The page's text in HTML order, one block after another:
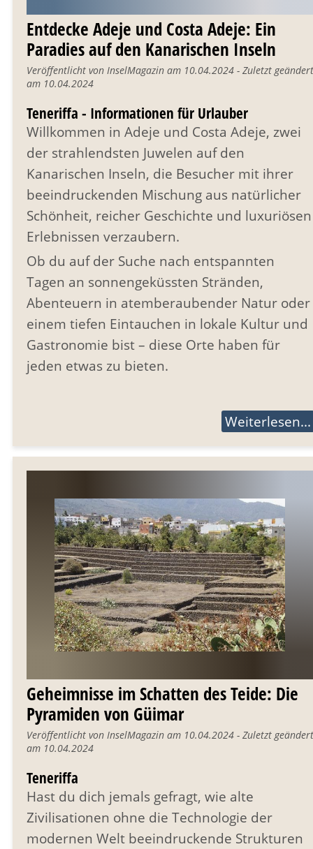
Entdecke Adeje und Costa Adeje: Ein
Paradies auf den Kanarischen Inseln
Veröffentlicht von InselMagazin am 10.04.2024 - Zuletzt geändert
am 10.04.2024
Teneriffa - Informationen für Urlauber
Willkommen in Adeje und Costa Adeje, zwei
der strahlendsten Juwelen auf den
Kanarischen Inseln, die Besucher mit ihrer
beeindruckenden Mischung aus natürlicher
Schönheit, reicher Geschichte und luxuriösen
Erlebnissen verzaubern.
Ob du auf der Suche nach entspannten
Tagen an sonnengeküssten Stränden,
Abenteuern in atemberaubender Natur oder
einem tiefen Eintauchen in lokale Kultur und
Gastronomie bist – diese Orte haben für
jeden etwas zu bieten.
Weiterlesen...
Geheimnisse im Schatten des Teide: Die
Pyramiden von Güimar
Veröffentlicht von InselMagazin am 10.04.2024 - Zuletzt geändert
am 10.04.2024
Teneriffa
Hast du dich jemals gefragt, wie alte
Zivilisationen ohne die Technologie der
modernen Welt beeindruckende Strukturen